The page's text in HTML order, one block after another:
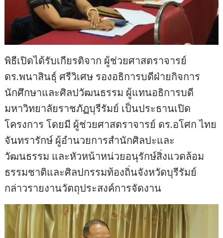
พิธีเปิดได้รับเกียรติจาก ผู้ช่วยศาสตราจารย์
ดร.พนาสินธุ์ ศรีวิเศษ รองอธิการบดีฝ่ายกิจการ
นักศึกษาและศิลปวัฒนธรรม ผู้แทนอธิการบดี
มหาวิทยาลัยราชภัฏบุรีรัมย์ เป็นประธานเปิด
โครงการ โดยมี ผู้ช่วยศาสตราจารย์ ดร.อโศก ไทย
จันทรารักษ์ ผู้อำนวยการสำนักศิลปะและ
วัฒนธรรม และหัวหน้าหน่วยอนุรักษ์สิ่งแวดล้อม
ธรรมชาติและศิลปกรรมท้องถิ่นจังหวัดบุรีรัมย์
กล่าวรายงานวัตถุประสงค์การจัดงาน